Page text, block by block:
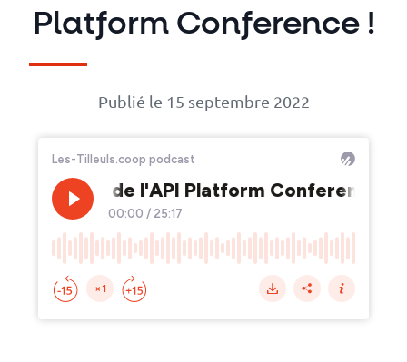
Cloud
et
DevOps
Technologies
Numérique
responsable
Nos
Platform Conference !
Publié le 15 septembre 2022